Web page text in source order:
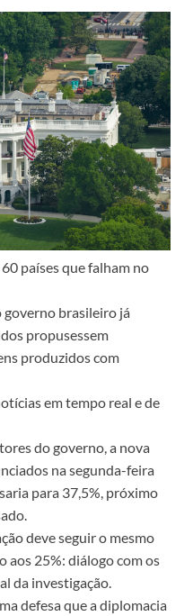
países que falham no
brasileiro já
propusessem
produzidos com
em tempo real e de
do governo, a nova
na segunda-feira
para 37,5%, próximo
deve seguir o mesmo
aos 25%: diálogo com os
da investigação.
defesa que a diplomacia